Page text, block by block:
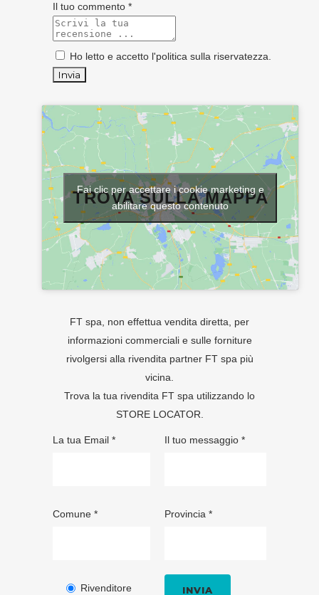
Il tuo commento *
Ho letto e accetto l'politica sulla riservatezza
TROVA SULLA MAPPA
Fai clic per accettare i cookie marketing e
abilitare questo contenuto
FT spa, non effettua vendita diretta, per
informazioni commerciali e sulle forniture
rivolgersi alla rivendita partner FT spa più
vicina.
Trova la tua rivendita FT spa utilizzando lo
STORE LOCATOR
La tua Email *
Comune *
Rivenditore
Il tuo messaggio *
Provincia *